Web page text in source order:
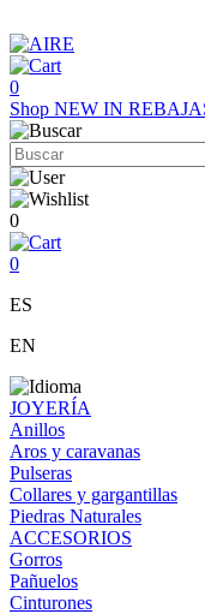
0
Shop NEW IN
0
0
ES
EN
JOYERÍA
Anillos
Aros y caravanas
Pulseras
Collares y gargantillas
Piedras Naturales
ACCESORIOS
Gorros
Pañuelos
Cinturones